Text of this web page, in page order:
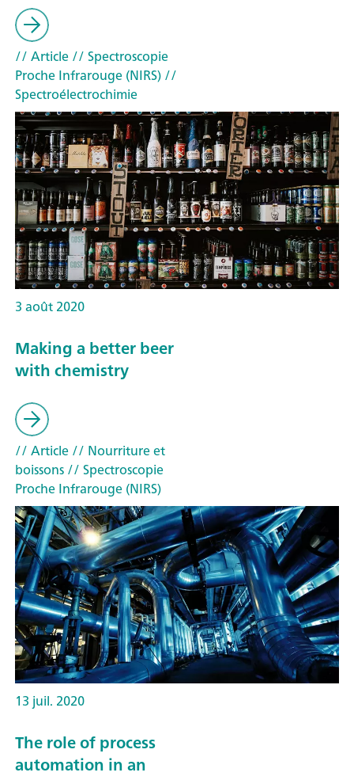
// Article// Spectroscopie
Proche Infrarouge (NIRS)//
Spectroélectrochimie
3 août 2020
Making a better beer
with chemistry
// Article// Nourriture et
boissons// Spectroscopie
Proche Infrarouge (NIRS)
13 juil. 2020
The role of process
automation in an